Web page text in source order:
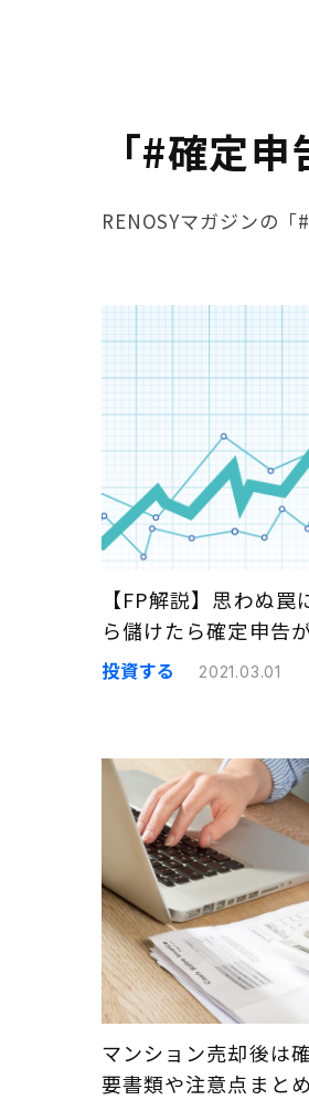
「#確定
RENOSYマガジンの「
【FP解説】思わぬ
ら儲けたら確定申告
投資する 2021.03.01
マンション売却後は
要書類や注意点まとめ